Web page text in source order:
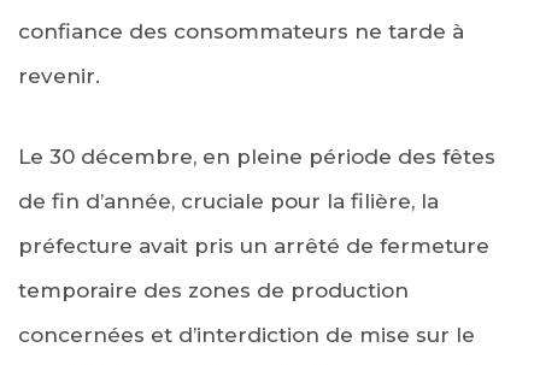
confiance des consommateurs ne tarde à
revenir.
Le 30 décembre, en pleine période des fêtes
de fin d’année, cruciale pour la filière, la
préfecture avait pris un arrêté de fermeture
temporaire des zones de production
concernées et d’interdiction de mise sur le